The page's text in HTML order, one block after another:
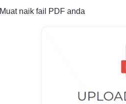
Muat naik fail PDF anda